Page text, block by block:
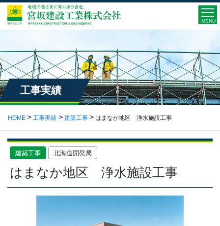
MENU
工事実績
HOME 工事実績 建築工事 はまなか地区 浄水施設工事
建築工事 北海道開発局
はまなか地区 浄水施設工事